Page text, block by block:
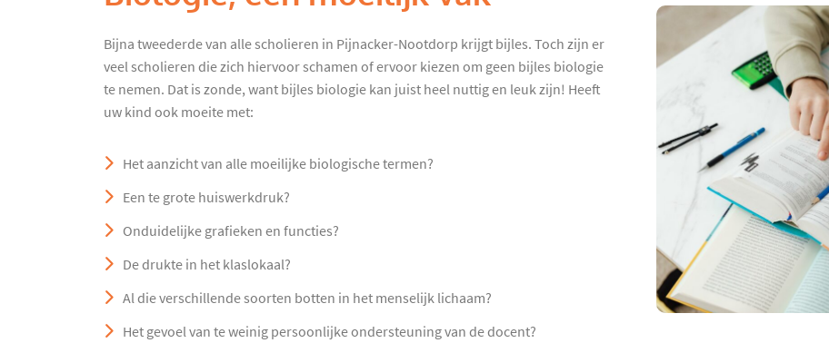
Bijna tweederde van alle scholieren in Pijnacker-Nootdorp krijgt bijles. Toch zijn er
veel scholieren die zich hiervoor schamen of ervoor kiezen om geen bijles biologie
te nemen. Dat is zonde, want bijles biologie kan juist heel nuttig en leuk zijn! Heeft
uw kind ook moeite met:
Het aanzicht van alle moeilijke biologische termen?
Een te grote huiswerkdruk?
Onduidelijke grafieken en functies?
De drukte in het klaslokaal?
Al die verschillende soorten botten in het menselijk lichaam?
Het gevoel van te weinig persoonlijke ondersteuning van de docent?